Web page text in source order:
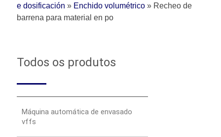
e dosificación » Enchido volumétrico » Recheo de
barrena para material en po
Todos os produtos
Máquina automática de envasado
vffs